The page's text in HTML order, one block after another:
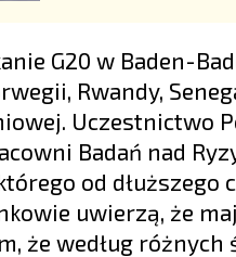
G20 w Baden-
Rwandy,
Uczestnictwo
Badań nad
od
uwierzą, że
że według